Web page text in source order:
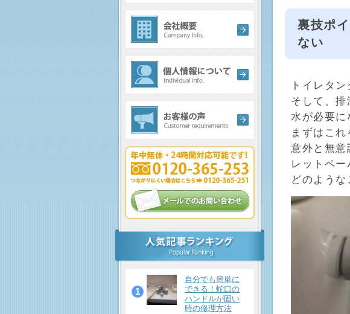
裏技ポ
ない
トイレタ
そして、
水が必要に
まずはこ
意外と無意
レットペー
どのような
自分でも簡単に
できる！蛇口の
ハンドルが固い
時の修理方法